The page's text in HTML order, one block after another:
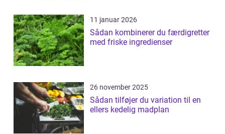
11 januar 2026
Sådan kombinerer du færdigretter
med friske ingredienser
26 november 2025
Sådan tilføjer du variation til en
ellers kedelig madplan